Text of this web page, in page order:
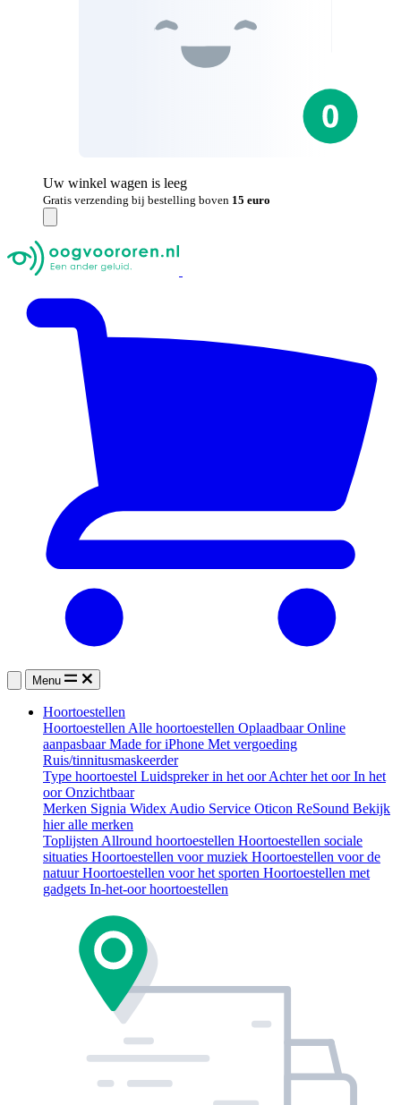
Uw winkel wagen is leeg
Gratis verzending bij bestelling boven 15 euro
Menu
Hoortoestellen
HoortoestellenAlle hoortoestellen OplaadbaarOnline
aanpasbaarMade for iPhone Met vergoeding
Ruis/tinnitusmaskeerder
Type hoortoestel Luidspreker in het oorAchter het oorIn het
oorOnzichtbaar
Merken Signia WidexAudio Service Oticon ReSound Bekijk
hier alle merken
ToplijstenAllround hoortoestellen Hoortoestellen sociale
situaties Hoortoestellen voor muziek Hoortoestellen voor de
natuurHoortoestellen voor het sporten Hoortoestellen met
gadgets In-het-oor hoortoestellen